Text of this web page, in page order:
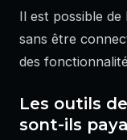
Il est possible de
sans être
des
Les outils
sont-ils